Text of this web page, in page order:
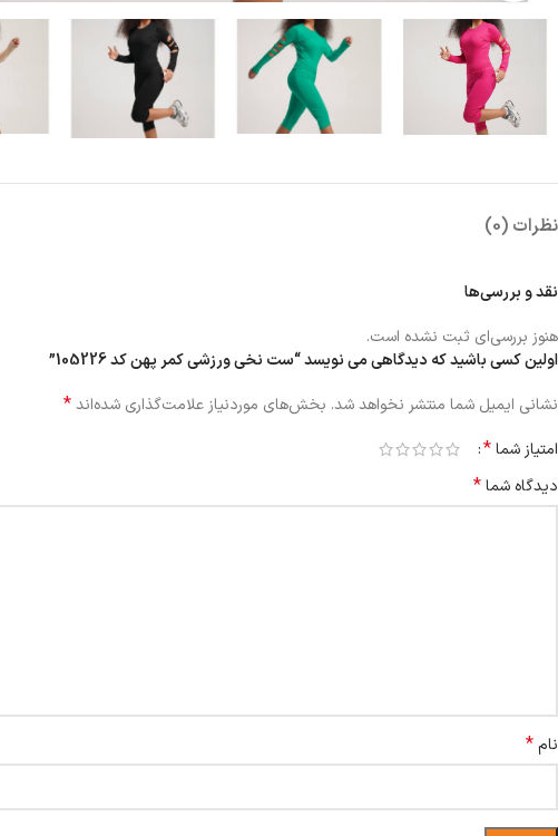
نظرات (0)
نقد و بررسی‌ها
هنوز بررسی‌ای ثبت نشده است.
اولین کسی باشید که دیدگاهی می نویسد “ست نخی ورزشی کمر پهن کد 105226”
نشانی ایمیل شما منتشر نخواهد شد. بخش‌های موردنیاز علامت‌گذاری شده‌اند*
امتیاز شما*
دیدگاه شما*
نام*